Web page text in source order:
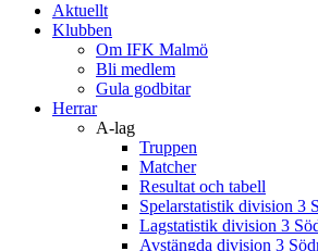
Aktuellt
Klubben
Om IFK Malmö
Bli medlem
Gula godbitar
Herrar
A-lag
Truppen
Matcher
Resultat och tabell
Spelarstatistik division 3
Lagstatistik division 3
Avstängda division 3